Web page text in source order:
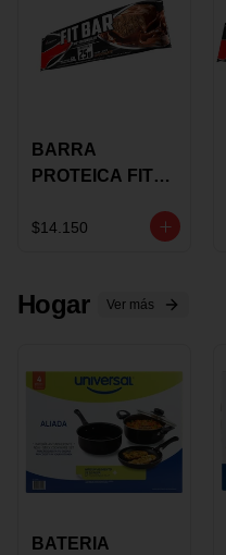
BARRA
PROTEICA FIT
CHOCOLATE X
$14.150
Hogar Ver más
BATERIA